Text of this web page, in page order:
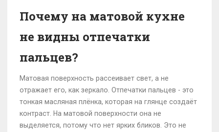
Почему на матовой кухне
не видны отпечатки
пальцев?
Матовая поверхность рассеивает свет, а не
отражает его, как зеркало. Отпечатки пальцев - это
тонкая масляная плёнка, которая на глянце создаёт
контраст. На матовой поверхности она не
выделяется, потому что нет ярких бликов. Это не